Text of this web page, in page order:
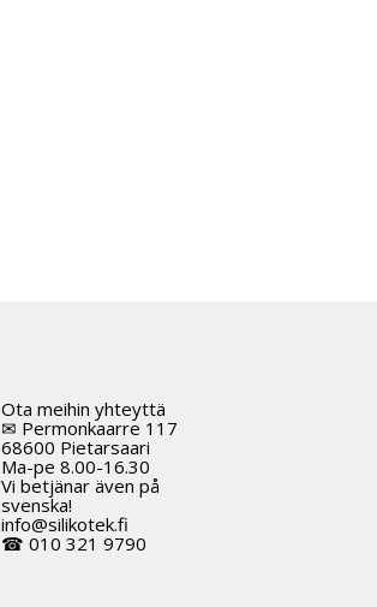
Ota meihin yhteyttä
✉ Permonkaarre 117
68600 Pietarsaari
Ma-pe 8.00-16.30
Vi betjänar även på
svenska!
info@silikotek.fi
☎ 010 321 9790